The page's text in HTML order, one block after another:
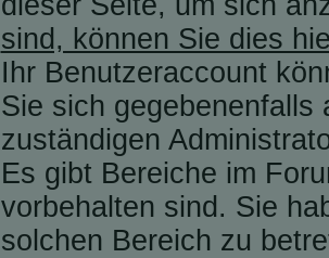
sind, können Sie dies
Ihr Benutzeraccount
Sie sich gegebenenfalls
zuständigen
Es gibt Bereiche im
vorbehalten sind. Sie
solchen Bereich zu